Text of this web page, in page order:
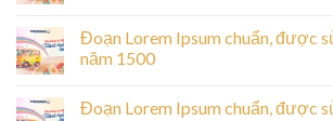
Đoạn Lorem Ipsum chuẩn, được
năm 1500
Đoạn Lorem Ipsum chuẩn, được